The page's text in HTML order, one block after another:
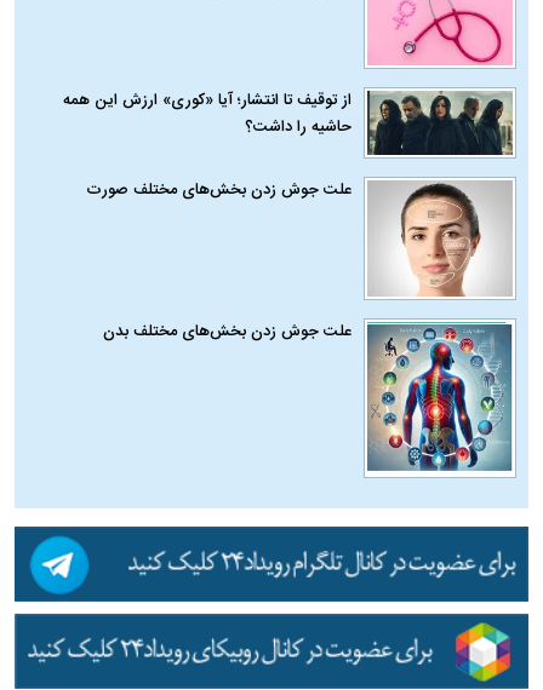
از توقیف تا انتشار؛ آیا «کوری» ارزش این همه
حاشیه را داشت؟
علت جوش زدن بخش‌های مختلف صورت
علت جوش زدن بخش‌های مختلف بدن